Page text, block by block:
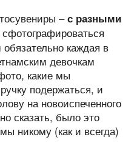
–с разными
каждая в
девочкам
какие мы
подержаться, и
на новоиспеченного
сказать, было это
никому (как и всегда)